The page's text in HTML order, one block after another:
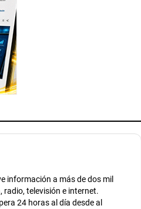
información a más de dos mil
radio, televisión e internet.
24 horas al día desde al